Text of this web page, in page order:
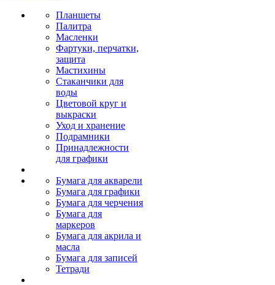
Планшеты
Палитра
Масленки
Фартуки, перчатки,
защита
Мастихины
Стаканчики для
воды
Цветовой круг и
выкраски
Уход и хранение
Подрамники
Принадлежности
для графики
Бумага для акварели
Бумага для графики
Бумага для черчения
Бумага для
маркеров
Бумага для акрила и
масла
Бумага для записей
Тетради